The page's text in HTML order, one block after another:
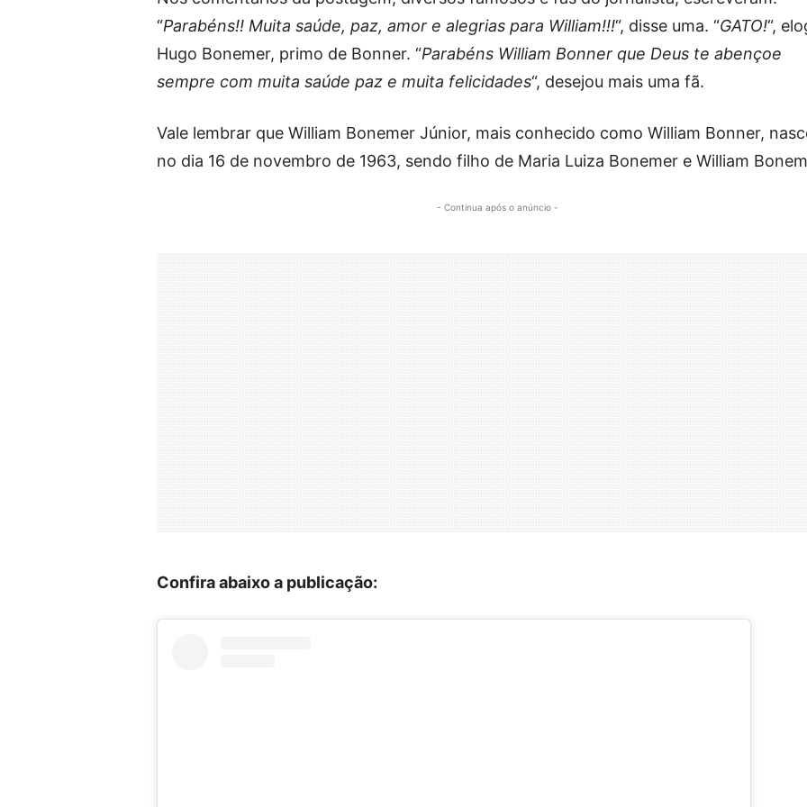
“Parabéns!! Muita saúde, paz, amor e alegrias para William!!!“, disse uma. “GATO!“,
Hugo Bonemer, primo de Bonner. “Parabéns William Bonner que Deus te abençoe
sempre com muita saúde paz e muita felicidades“, desejou mais uma fã.
Vale lembrar que William Bonemer Júnior, mais conhecido como William Bonner,
no dia 16 de novembro de 1963, sendo filho de Maria Luiza Bonemer e William
- Continua após o anúncio -
Confira abaixo a publicação: